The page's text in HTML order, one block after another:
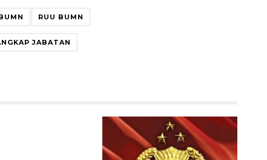
RUU BUMN
JABATANEkonomi triwulan II-2026